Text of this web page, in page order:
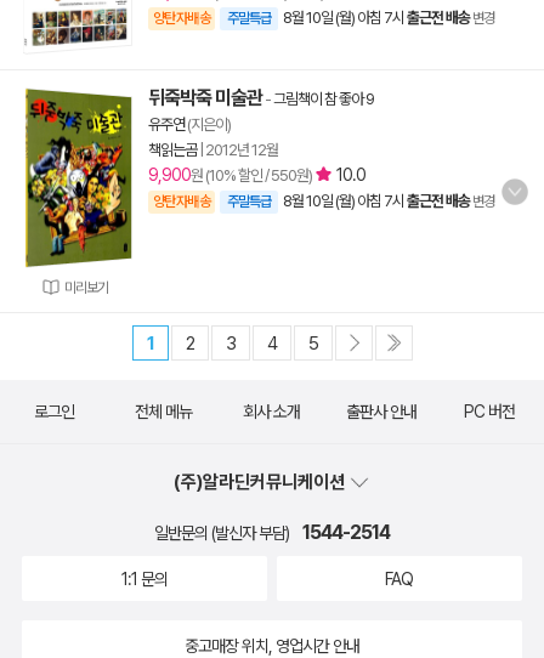
양탄자배송 주말특급 8월 10일 (월) 아침 7시 출근전 배송 변경
미리보기
뒤죽박죽 미술관-그림책이 참 좋아 9
유주연(지은이)
책읽는곰| 2012년 12월
9,900원 (10% 할인 / 550원) 10.0
양탄자배송 주말특급 8월 10일 (월) 아침 7시 출근전 배송 변경
1 2 3 4 5
로그인 전체 메뉴 회사 소개 출판사 안내 PC 버전
(주)알라딘커뮤니케이션
일반문의 (발신자 부담) 1544-2514
1:1 문의 FAQ
중고매장 위치, 영업시간 안내